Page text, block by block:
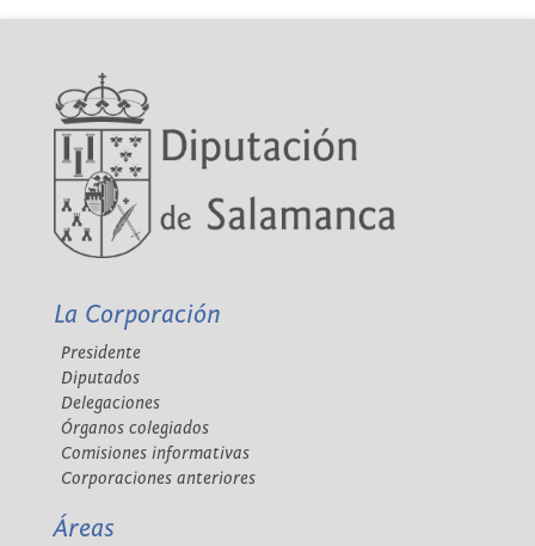
La Corporación
Presidente
Diputados
Delegaciones
Órganos colegiados
Comisiones informativas
Corporaciones anteriores
Áreas